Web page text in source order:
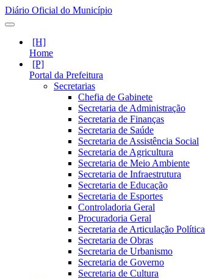
Diário Oficial do Município
Home
Portal da Prefeitura
Secretarias
Chefia de Gabinete
Secretaria de Administração
Secretaria de Finanças
Secretaria de Saúde
Secretaria de Assistência Social
Secretaria de Agricultura
Secretaria de Meio Ambiente
Secretaria de Infraestrutura
Secretaria de Educação
Secretaria de Esportes
Controladoria Geral
Procuradoria Geral
Secretaria de Articulação Política
Secretaria de Obras
Secretaria de Urbanismo
Secretaria de Governo
Secretaria de Cultura